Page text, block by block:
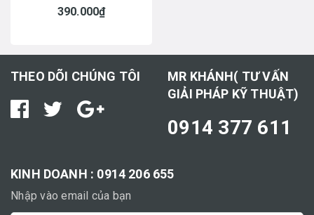
390.000₫
THEO DÕI CHÚNG TÔI
MR KHÁNH( TƯ VẤN
GIẢI PHÁP KỸ THUẬT)
0914 377 611
KINH DOANH : 0914 206 655
Nhập vào email của bạn